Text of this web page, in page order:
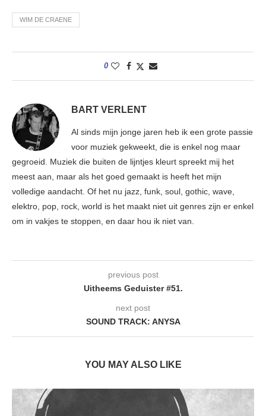
WIM DE CRAENE
0
BART VERLENT
Al sinds mijn jonge jaren heb ik een grote passie
voor muziek gekweekt, die is enkel nog maar
gegroeid. Muziek die buiten de lijntjes kleurt spreekt mij het
meest aan, maar als het goed gemaakt is heeft het mijn
volledige aandacht. Of het nu jazz, funk, soul, gothic, wave,
elektro, pop, rock, world is het maakt niet uit genres zijn er enkel
om in vakjes te stoppen, en daar hou ik niet van.
previous post
Uitheems Geduister #51.
next post
SOUND TRACK: ANYSA
YOU MAY ALSO LIKE